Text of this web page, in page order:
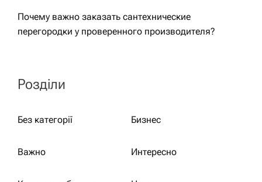
п
с
е
й
Почему важно заказать сантехнические
перегородки у проверенного производителя?
Розділи
Без категорії Бизнес
Важно Интересно